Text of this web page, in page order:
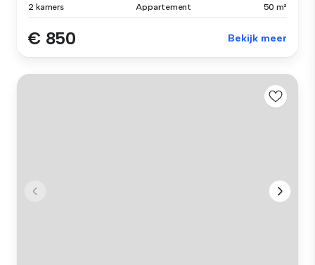
2 kamers Appartement 50 m²
€ 850 Bekijk meer